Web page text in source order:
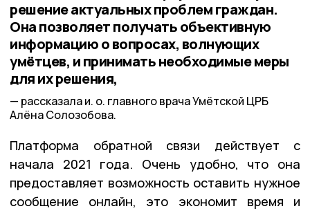
решение актуальных проблем граждан.
Она позволяет получать объективную
информацию о вопросах, волнующих
умётцев, и принимать необходимые меры
для их решения,
рассказала и. о. главного врача Умётской ЦРБ
Алёна Солозобова.
Платформа обратной связи действует с
начала 2021 года. Очень удобно, что она
предоставляет возможность оставить нужное
сообщение онлайн, это экономит время и